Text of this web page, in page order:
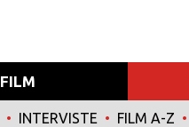
FILM
• INTERVISTE • FILM A-Z •